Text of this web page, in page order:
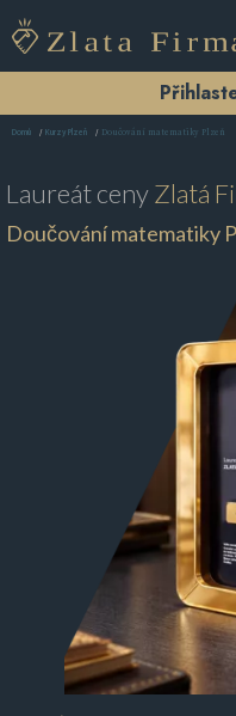
Domů Kurzy Plzeň Doučování matematiky Plzeň
Laureát cenyZlatá
Doučování matematiky